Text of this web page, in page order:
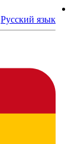
Русский язык